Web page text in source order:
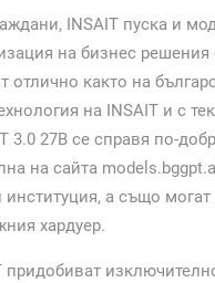
INSAIT пуска и
на бизнес
отлично както на
на INSAIT и с
27B се справя по-
на сайта
а също
хардуер.